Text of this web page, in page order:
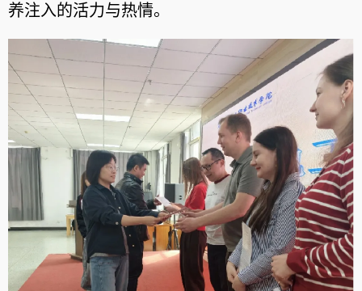
养注入的活力与热情。